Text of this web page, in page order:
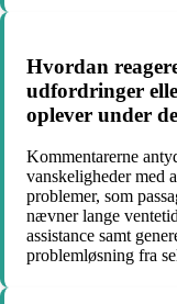
Hvordan
udfordringer
oplever under
Kommentarerne
vanskeligheder med
problemer, som
nævner lange
assistance samt
problemløsning fra